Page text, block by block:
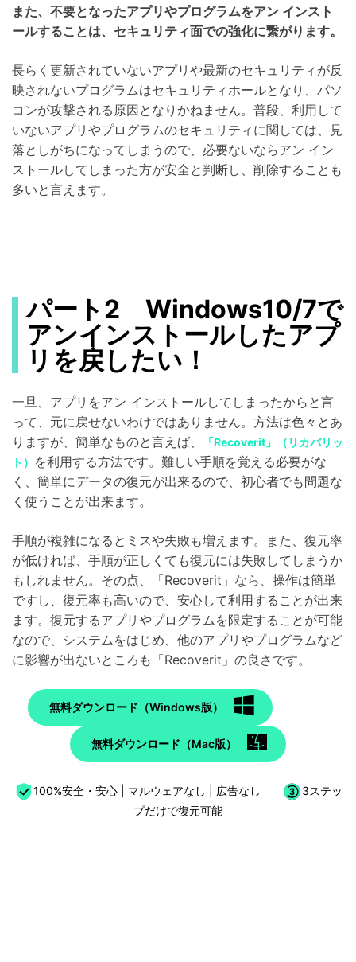
また、不要となったアプリやプログラムをアン インスト
ールすることは、セキュリティ面での強化に繋がります。
長らく更新されていないアプリや最新のセキュリティが反
映されないプログラムはセキュリティホールとなり、パソ
コンが攻撃される原因となりかねません。普段、利用して
いないアプリやプログラムのセキュリティに関しては、見
落としがちになってしまうので、必要ないならアン イン
ストールしてしまった方が安全と判断し、削除することも
多いと言えます。
パート2 Windows10/7で
アンインストールしたアプ
リを戻したい！
一旦、アプリをアン インストールしてしまったからと言
って、元に戻せないわけではありません。方法は色々とあ
りますが、簡単なものと言えば、
「Recoverit」（リカバリッ
ト） を利用する方法です。難しい手順を覚える必要がな
く、簡単にデータの復元が出来るので、初心者でも問題な
く使うことが出来ます。
手順が複雑になるとミスや失敗も増えます。また、復元率
が低ければ、手順が正しくても復元には失敗してしまうか
もしれません。その点、「Recoverit」なら、操作は簡単
ですし、復元率も高いので、安心して利用することが出来
ます。復元するアプリやプログラムを限定することが可能
なので、システムをはじめ、他のアプリやプログラムなど
に影響が出ないところも「Recoverit」の良さです。
無料ダウンロード（Windows版）
無料ダウンロード（Mac版）
100%安全・安心 | マルウェアなし | 広告なし
3ステッ
プだけで復元可能